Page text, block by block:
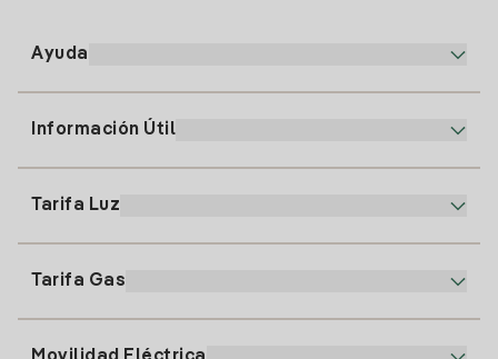
Ayuda
91 919 52 73
clientes@tuiberdrola.es
Información Útil
Alta Gas
Tarifa Luz
Tarifa Gas